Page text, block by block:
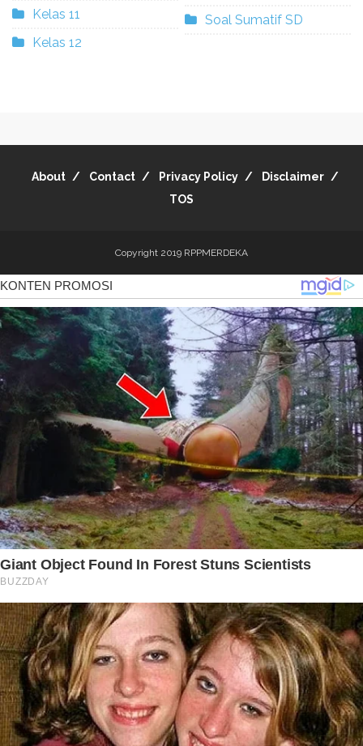
Kelas 11
Kelas 12
Soal Sumatif SD
About Contact Privacy Policy
Disclaimer
TOS
Copyright 2019 RPPMERDEKA